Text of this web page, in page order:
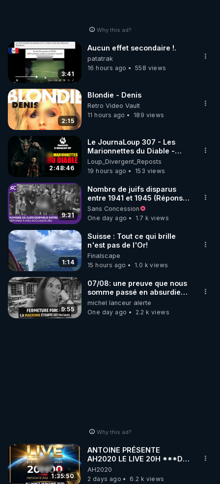
Why this ad?
3:41
Aucun effet secondaire !.
patatrak
16 hours ago
558 views
2:15
Blondie - Denis
Retro Video Vault
11 hours ago
189 views
2:48:46
Le JournaLoup 307 - Les
Marionnettes du Diable -
Loup Divergent 2026.08.07
Loup_Divergent_Reposts
19 hours ago
153 views
9:31
Nombre de juifs disparus
entre 1941 et 1945 (Réponse
à mes accusateurs)
Sans Concession
One day ago
1.7 k views
1:14
Suisse : Tout ce qui brille
n'est pas de l'Or!
Finalscape
15 hours ago
1.0 k views
9:55
07/08: une preuve que nous
somme passé en absurdie
une dictature qui veut faire
taire ses opposant !
michel lanceur alerte
One day ago
2.2 k views
Why this ad?
1:35:50
ANTOINE PRÉSENTE
AH2020 LE LIVE 20H ***DU
06/08/2026***
AH2020
2 days ago
6.2 k views